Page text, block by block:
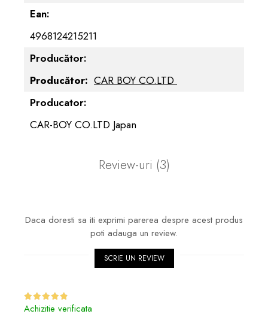
Ean:
4968124215211
Producător:
Producător: CAR BOY CO.LTD
Producator:
CAR-BOY CO.LTD Japan
Review-uri (3)
Daca doresti sa iti exprimi parerea despre acest produs
poti adauga un review.
SCRIE UN REVIEW
Achizitie verificata